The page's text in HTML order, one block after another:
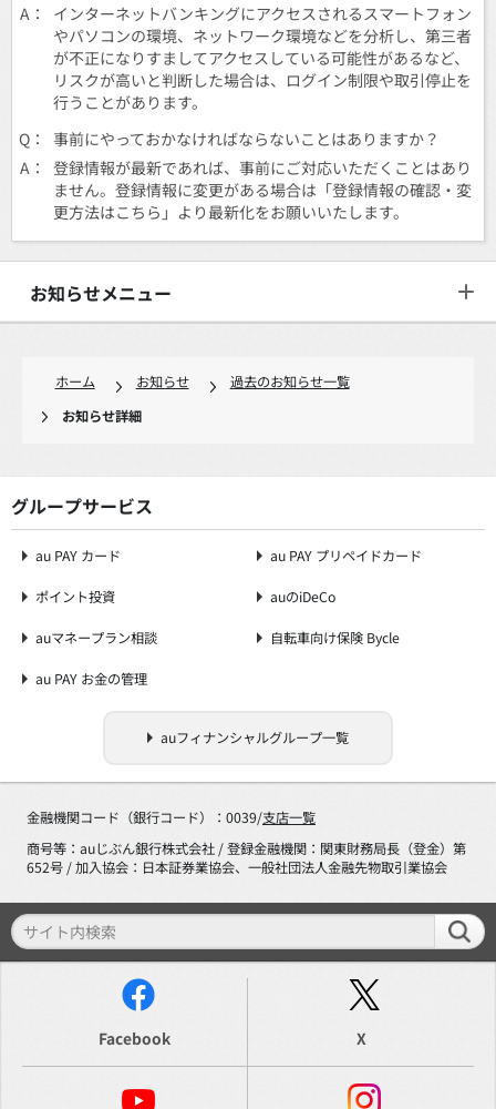
A：
インターネットバンキングにアクセスされるスマートフォン
やパソコンの環境、ネットワーク環境などを分析し、第三者
が不正になりすましてアクセスしている可能性があるなど、
リスクが高いと判断した場合は、ログイン制限や取引停止を
行うことがあります。
Q：
事前にやっておかなければならないことはありますか？
A：
登録情報が最新であれば、事前にご対応いただくことはあり
ません。登録情報に変更がある場合は「登録情報の確認・変
更方法はこちら」より最新化をお願いいたします。
お知らせメニュー
ホーム お知らせ
過去のお知らせ一覧
お知らせ詳細
グループサービス
au PAY カード au PAY プリペイドカード
ポイント投資 auのiDeCo
auマネープラン相談 自転車向け保険 Bycle
au PAY お金の管理
auフィナンシャルグループ一覧
金融機関コード（銀行コード）：0039/支店一覧
商号等：auじぶん銀行株式会社 / 登録金融機関：関東財務局長（登金）第
652号 / 加入協会：日本証券業協会、一般社団法人金融先物取引業協会
Facebook X